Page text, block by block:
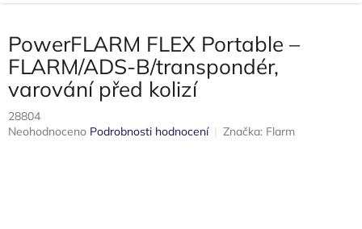
PowerFLARM FLEX Portable –
FLARM/ADS-B/transpondér,
varování před kolizí
28804
Průměrné
Neohodnoceno Podrobnosti hodnocení Značka: Flarm